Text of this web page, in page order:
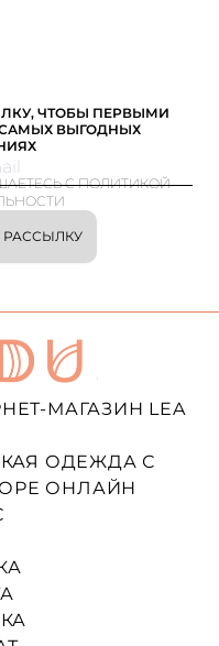
ЧТОБЫ ПЕРВЫМИ
ВЫГОДНЫХ
С ПОЛИТИКОЙ
МАГАЗИН LEA
ОДЕЖДА С
ОНЛАЙН